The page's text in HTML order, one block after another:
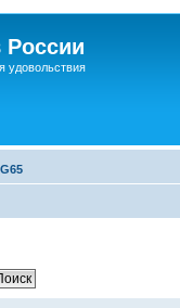
России
удовольствия